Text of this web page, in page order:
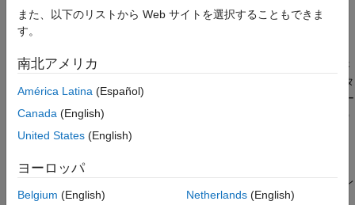
構文
例
バージョン履歴
参考
Simulink.sdi.enablePCTSupport(mode)
説明
Simulink.sdi.enablePCTSupport(
によって指定さ
れたモードに従って、並列ワーカーからシミュレーション データ
インスペクターへのデータ インポートを設定します。シミュレー
ション データ インスペクターは、ローカル ワーカーのデータの
み、またはローカル ワーカーとリモート ワーカーのデータをイ
もできます。これにより、関数
Simulink.sdi.sendWorkerRunToClientを使用して実行をシミュレ
ーション データ インスペクターに手動でインポートできます。
また、以下のリストから Web サイトを選択することもできま
す。
南北アメリカ
América Latina (Español)
Canada (English)
United States (English)
ヨーロッパ
Belgium (English)
Netherlands(English)